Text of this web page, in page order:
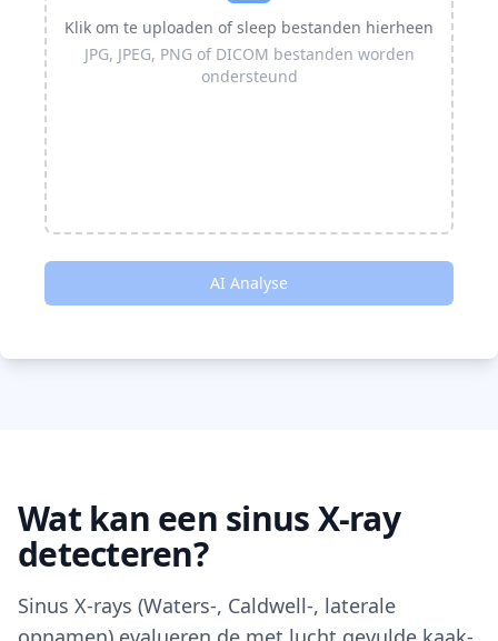
Klik om te uploaden of sleep bestanden hierheen
JPG, JPEG, PNG of DICOM bestanden worden
ondersteund
AI Analyse
Wat kan een sinus X-ray
detecteren?
Sinus X-rays (Waters-, Caldwell-, laterale